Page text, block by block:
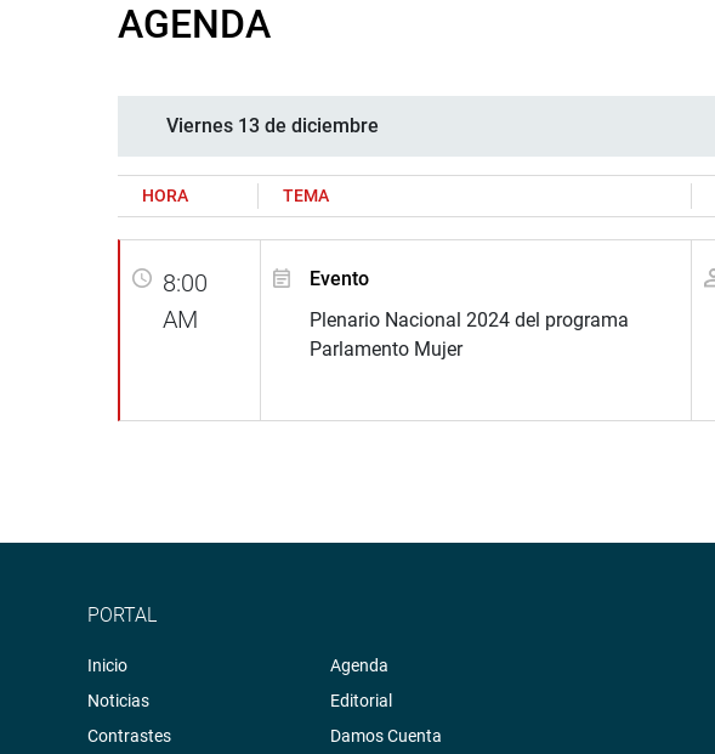
AGENDA
Viernes 13 de diciembre
HORA TEMA
8:00
AM
Evento
Plenario Nacional 2024 del programa
Parlamento Mujer
PORTAL
Inicio
Noticias
Contrastes
Agenda
Editorial
Damos Cuenta